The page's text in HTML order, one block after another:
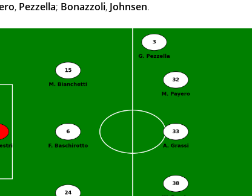
, Pezzella; Bonazzoli, Johnsen.